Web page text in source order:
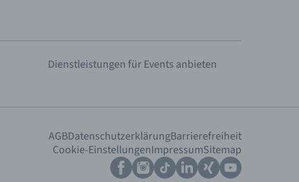
Dienstleistungen für Events anbieten
AGBDatenschutzerklärungBarrierefreiheit
Cookie-EinstellungenImpressumSitemap